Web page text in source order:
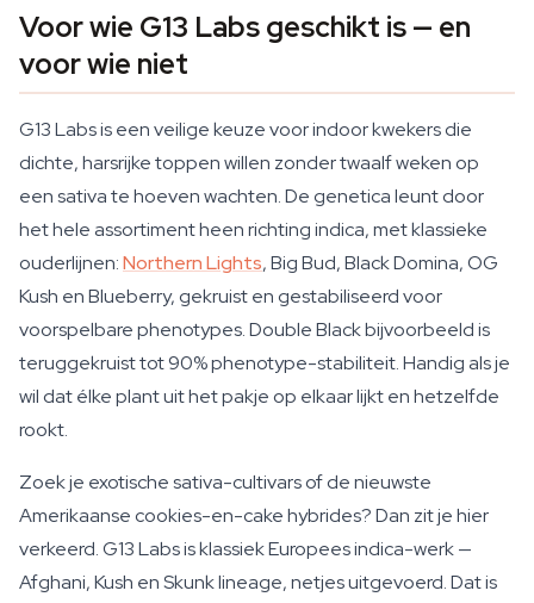
Voor wie G13 Labs geschikt is — en
voor wie niet
G13 Labs is een veilige keuze voor indoor kwekers die
dichte, harsrijke toppen willen zonder twaalf weken op
een sativa te hoeven wachten. De genetica leunt door
het hele assortiment heen richting indica, met klassieke
ouderlijnen:Northern Lights, Big Bud, Black Domina, OG
Kush en Blueberry, gekruist en gestabiliseerd voor
voorspelbare phenotypes. Double Black bijvoorbeeld is
teruggekruist tot 90% phenotype-stabiliteit. Handig als je
wil dat élke plant uit het pakje op elkaar lijkt en hetzelfde
rookt.
Zoek je exotische sativa-cultivars of de nieuwste
Amerikaanse cookies-en-cake hybrides? Dan zit je hier
verkeerd. G13 Labs is klassiek Europees indica-werk —
Afghani, Kush en Skunk lineage, netjes uitgevoerd. Dat is